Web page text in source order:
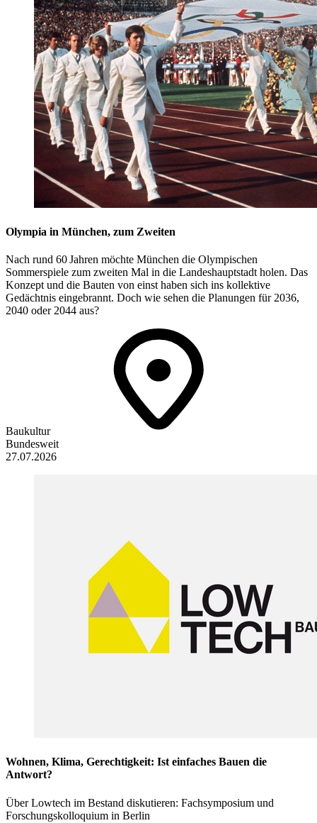
Olympia in München, zum Zweiten
Nach rund 60 Jahren möchte München die Olympischen
Sommerspiele zum zweiten Mal in die Landeshauptstadt holen. Das
Konzept und die Bauten von einst haben sich ins kollektive
Gedächtnis eingebrannt. Doch wie sehen die Planungen für 2036,
2040 oder 2044 aus?
Baukultur
Bundesweit
27.07.2026
Wohnen, Klima, Gerechtigkeit: Ist einfaches Bauen die
Antwort?
Über Lowtech im Bestand diskutieren: Fachsymposium und
Forschungskolloquium in Berlin